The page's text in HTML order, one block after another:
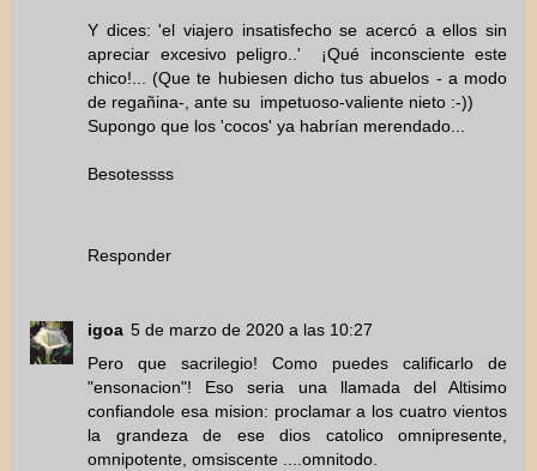
Y dices: 'el viajero insatisfecho se acercó a ellos sin
apreciar excesivo peligro..' ¡Qué inconsciente este
chico!... (Que te hubiesen dicho tus abuelos - a modo
de regañina-, ante su impetuoso-valiente nieto :-))
Supongo que los 'cocos' ya habrían merendado...
Besotessss
Responder
igoa 5 de marzo de 2020 a las 10:27
Pero que sacrilegio! Como puedes calificarlo de
"ensonacion"! Eso seria una llamada del Altisimo
confiandole esa mision: proclamar a los cuatro vientos
la grandeza de ese dios catolico omnipresente,
omnipotente, omsiscente ....omnitodo.